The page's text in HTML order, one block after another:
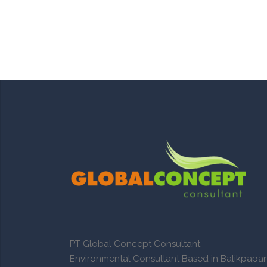
PT Global Concept Consultant
Environmental Consultant Based in